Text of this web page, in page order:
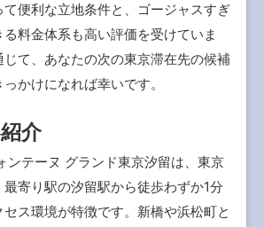
便利な立地条件と、ゴージャスすぎ
料金体系も高い評価を受けていま
て、あなたの次の東京滞在先の候補
かけになれば幸いです。
介
ンテーヌ グランド東京汐留は、東京
寄り駅の汐留駅から徒歩わずか1分
ス環境が特徴です。新橋や浜松町と